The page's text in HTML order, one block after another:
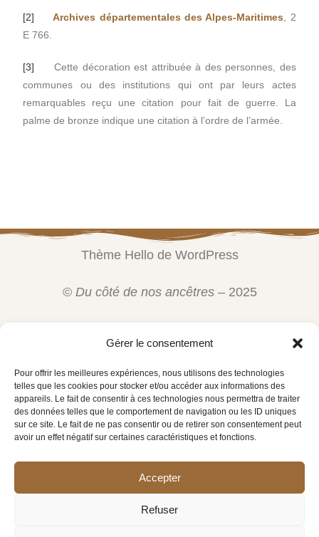
Gérer le consentement
Pour offrir les meilleures expériences, nous utilisons des technologies
telles que les cookies pour stocker et/ou accéder aux informations des
appareils. Le fait de consentir à ces technologies nous permettra de traiter
des données telles que le comportement de navigation ou les ID uniques
sur ce site. Le fait de ne pas consentir ou de retirer son consentement peut
avoir un effet négatif sur certaines caractéristiques et fonctions.
Accepter
Refuser
[2] Archives départementales des Alpes-Maritimes, 2
E 766.
[3] Cette décoration est attribuée à des personnes, des
communes ou des institutions qui ont par leurs actes
remarquables reçu une citation pour fait de guerre. La
palme de bronze indique une citation à l’ordre de l’armée.
Thème Hello de WordPress
© Du côté de nos ancêtres– 2025
Conditions générales de vente
Mentions légales
Politique de cookies (UE)